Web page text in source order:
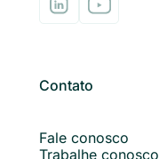
Contato
Fale conosco
Trabalhe conosco